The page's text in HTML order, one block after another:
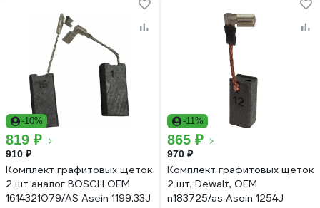
-10%
819 ₽
910 ₽
Комплект графитовых щеток
2 шт аналог BOSCH OEM
1614321079/AS Asein 1199.33J
-11%
865 ₽
970 ₽
Комплект графитовых щеток
2 шт, Dewalt, OEM
n183725/as Asein 1254J